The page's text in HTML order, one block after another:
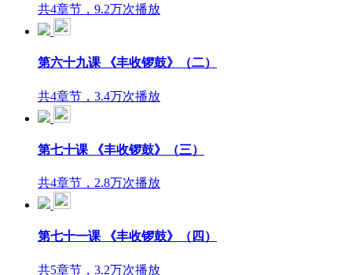
共4章节，9.2万次播放
第六十九课 《丰收锣鼓》（二）
共4章节，3.4万次播放
第七十课 《丰收锣鼓》（三）
共4章节，2.8万次播放
第七十一课 《丰收锣鼓》（四）
共5章节，3.2万次播放